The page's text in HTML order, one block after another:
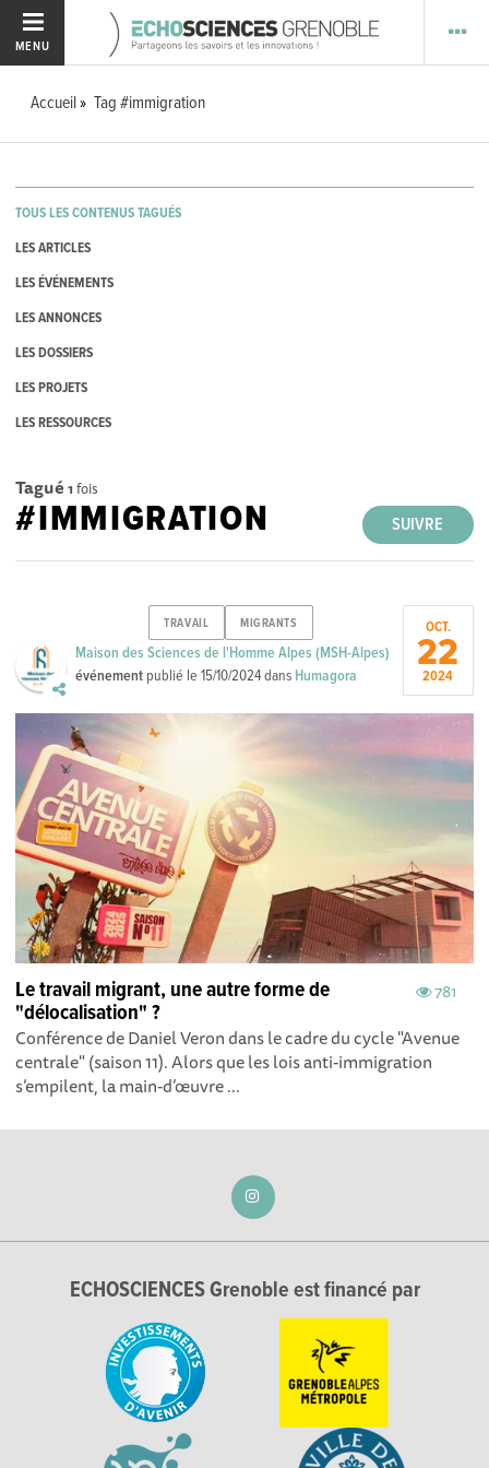
MENU
Accueil Tag #immigration
TOUS LES CONTENUS TAGUÉS
LES ARTICLES
LES ÉVÉNEMENTS
LES ANNONCES
LES DOSSIERS
LES PROJETS
LES RESSOURCES
Tagué 1 fois
SUIVRE
#IMMIGRATION
TRAVAIL MIGRANTS
Maison des Sciences de l'Homme Alpes (MSH-Alpes)
événement publié le15/10/2024dans Humagora
OCT.
22
2024
781
Le travail migrant, une autre forme de
"délocalisation" ?
Conférence de Daniel Veron dans le cadre du cycle "Avenue
centrale" (saison 11). Alors que les lois anti-immigration
s’empilent, la main-d’œuvre ...
ECHOSCIENCES Grenoble est financé par